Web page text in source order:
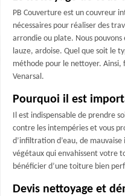
PB Couverture est un couvreur
nécessaires pour réaliser des
arrondie ou plate. Nous
lauze, ardoise. Quel que soit le
méthode pour le nettoyer. Ainsi,
Venarsal.
Pourquoi il est
Il est indispensable de prendre
contre les intempéries et vous
d’infiltration d’eau, de
végétaux qui envahissent votre
bénéficier d’une toiture bien
Devis nettoyage et